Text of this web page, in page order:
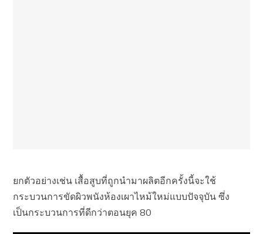
ยกตัวอย่างเช่น เสื้อสูบที่ถูกนำมาผลิตอีกครั้งนี้จะใช้
กระบวนการขัดผิวพนังห้องเผาไหม้ใหม่แบบปัจจุบัน ซึ่ง
เป็นกระบวนการที่ดีกว่าตอนยุค 80